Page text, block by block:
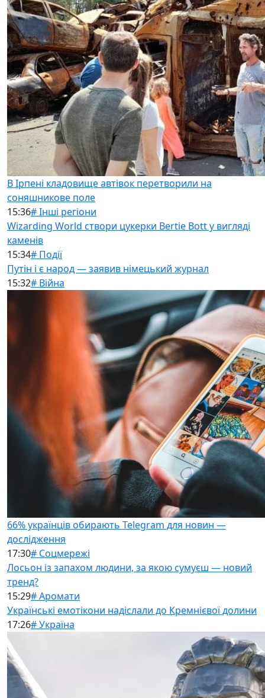
В Ірпені кладовище автівок перетворили на
соняшникове поле
15:36# Інші регіони
Wizarding World створи цукерки Bertie Bott у вигляді
каменів
15:34# Події
Путін і є народ — заявив німецький журнал
15:32# Війна
66% українців обирають Telegram для новин —
дослідження
17:30# Соцмережі
Лосьон із запахом людини, за якою сумуєш — новий
тренд?
15:29# Аромати
Українські емотікони надіслали до Кремнієвої долини
17:26# Україна